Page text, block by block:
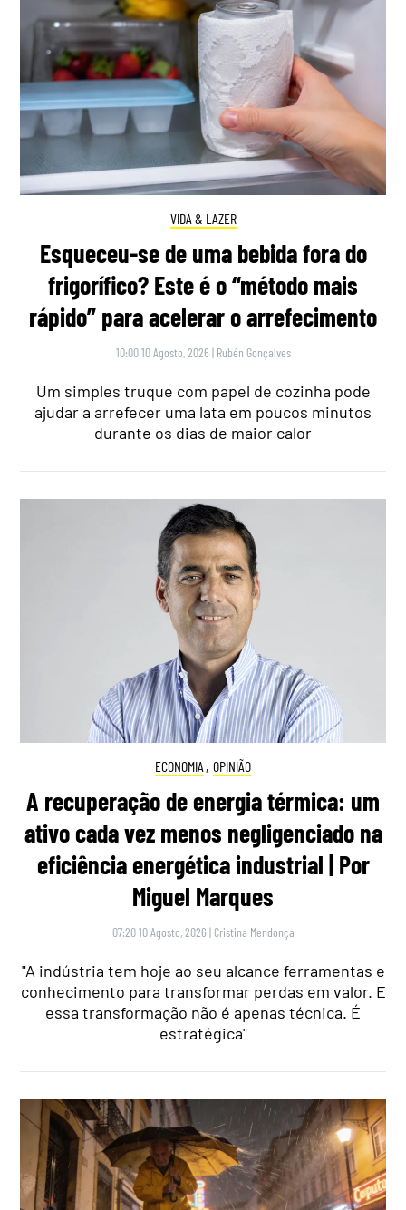
VIDA & LAZER
Esqueceu-se de uma bebida fora do
frigorífico? Este é o “método mais
rápido” para acelerar o arrefecimento
10:00 10 Agosto, 2026 | Rubén Gonçalves
Um simples truque com papel de cozinha pode
ajudar a arrefecer uma lata em poucos minutos
durante os dias de maior calor
ECONOMIA , OPINIÃO
A recuperação de energia térmica: um
ativo cada vez menos negligenciado na
eficiência energética industrial | Por
Miguel Marques
07:20 10 Agosto, 2026 | Cristina Mendonça
"A indústria tem hoje ao seu alcance ferramentas e
conhecimento para transformar perdas em valor. E
essa transformação não é apenas técnica. É
estratégica"